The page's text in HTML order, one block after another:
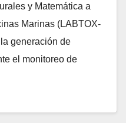
y Matemática a
Marinas (LABTOX-
generación de
el monitoreo de